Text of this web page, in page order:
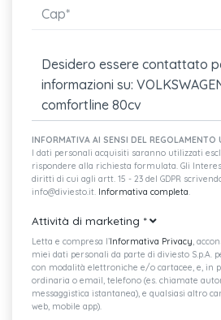
Porta usb compatibile con dispositivi
Specchietti retrovisivi esterni regolabili
elettricamente
Tergilunotto con regolazione di
Attivazione automatica luci di marcia
lato passeggero
Airbag a tendina anteriori e posteriori
Specchietto retrovisore interno
Cinture di sicurezza anteriori a tre
INFORMATIVA AI SENSI DEL
I dati personali acquisiti saranno utilizzati
rispondere alla richiesta formulata. Gli
diritti di cui agli artt. 15 - 23 del GDPR
info@diviesto.it. Informativa completa.
Attività di marketing *
Letta e compresa l’Informativa Privacy,
miei dati personali da parte di diviesto S.p.A.
con modalità elettroniche e/o cartacee, e, in
ordinaria o email, telefono (es. chiamate
messaggistica istantanea), e qualsiasi altro
web, mobile app).